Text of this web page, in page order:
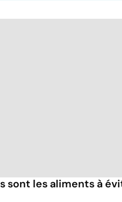
sont les aliments à